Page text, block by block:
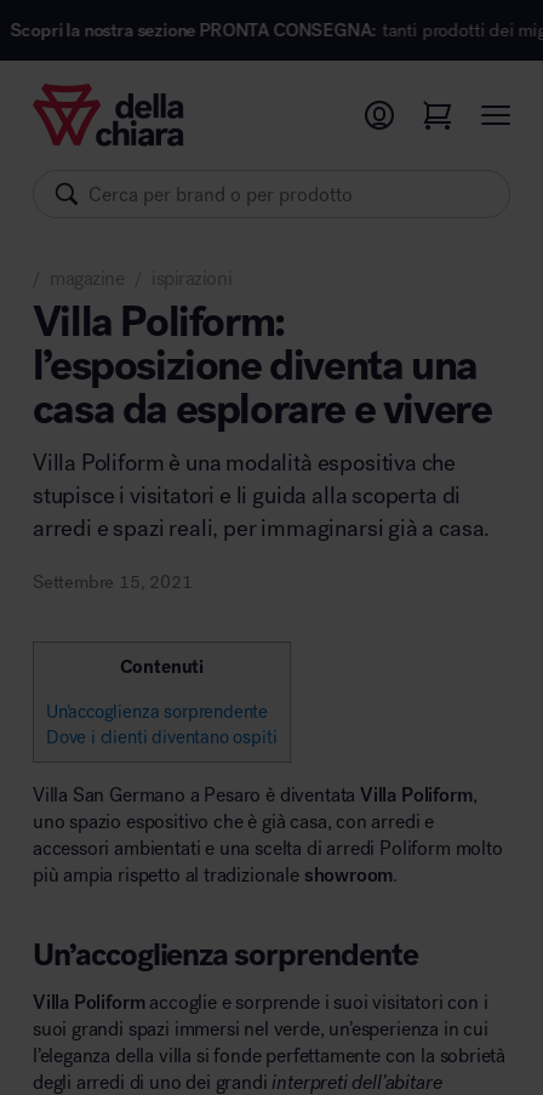
sezione PRONTA CONSEGNA: tanti prodotti dei migliori marchi
Prodotti
Pronta Consegna
Sedute
Comfort acustico
Accessori
Illuminazione
Ambienti
Arredo area operativa
Area lounge e attesa
Area outdoor
Brand
magazine ispirazioni
Villa Poliform:
l’esposizione diventa una
casa da esplorare e vivere
Villa Poliform è una modalità espositiva che
stupisce i visitatori e li guida alla scoperta di
arredi e spazi reali, per immaginarsi già a casa.
Settembre 15, 2021
Contenuti
Un’accoglienza sorprendente
Dove i clienti diventano ospiti
Villa San Germano a Pesaro è diventataVilla Poliform,
uno spazio espositivo che è già casa, con arredi e
accessori ambientati e una scelta di arredi Poliform molto
più ampia rispetto al tradizionale showroom.
Un’accoglienza sorprendente
Villa Poliform accoglie e sorprende i suoi visitatori con i
suoi grandi spazi immersi nel verde, un’esperienza in cui
l’eleganza della villa si fonde perfettamente con la sobrietà
degli arredi di uno dei grandi interpreti dell’abitare